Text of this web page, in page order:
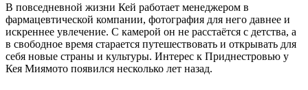
В повседневной жизни Кей работает менеджером в
фармацевтической компании, фотография для него давнее и
искреннее увлечение. С камерой он не расстаётся с детства, а
в свободное время старается путешествовать и открывать для
себя новые страны и культуры. Интерес к Приднестровью у
Кея Миямото появился несколько лет назад.